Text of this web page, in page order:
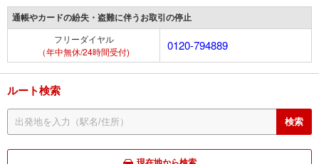
通帳やカードの紛失・盗難に伴うお取引の停止
フリーダイヤル
（年中無休/24時間受付)
0120-794889
ルート検索